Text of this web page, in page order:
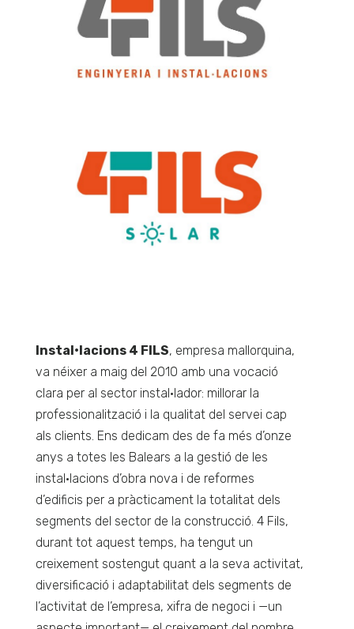
Instal•lacions 4 FILS, empresa mallorquina,
va néixer a maig del 2010 amb una vocació
clara per al sector instal•lador: millorar la
professionalització i la qualitat del servei cap
als clients. Ens dedicam des de fa més d’onze
anys a totes les Balears a la gestió de les
instal•lacions d’obra nova i de reformes
d’edificis per a pràcticament la totalitat dels
segments del sector de la construcció. 4 Fils,
durant tot aquest temps, ha tengut un
creixement sostengut quant a la seva activitat,
diversificació i adaptabilitat dels segments de
l’activitat de l’empresa, xifra de negoci i —un